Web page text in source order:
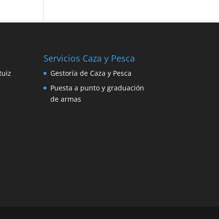
Servicios Caza y Pesca
Gestoría de Caza y Pesca
Puesta a punto y graduación
de armas